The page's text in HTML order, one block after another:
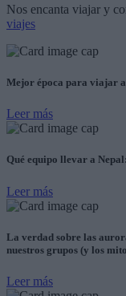
Nos encanta viajar y
viajes
Mejor época para viajar a
Leer más
Qué equipo llevar a
Leer más
La verdad sobre las
nuestros grupos (y los
Leer más